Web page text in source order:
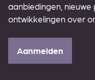
aanbiedingen,
ontwikkelingen over
Aanmelden